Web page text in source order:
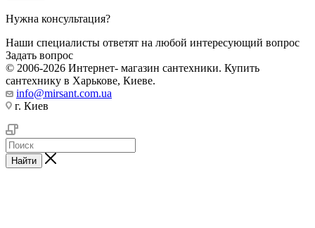
Нужна консультация?
Наши специалисты ответят на любой интересующий вопрос
Задать вопрос
© 2006-2026 Интернет- магазин сантехники. Купить
сантехнику в Харькове, Киеве.
info@mirsant.com.ua
г. Киев
Найти